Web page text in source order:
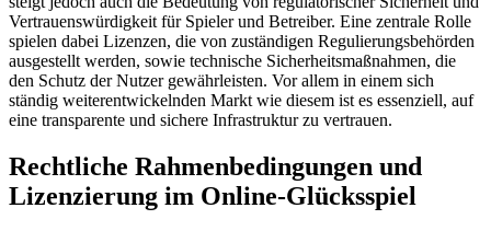
panel
panel
panel
panel
Vertrauenswürdigkeit für Spieler und Betreiber. Eine zentrale Rolle
spielen dabei Lizenzen, die von zuständigen Regulierungsbehörden
ausgestellt werden, sowie technische Sicherheitsmaßnahmen, die
den Schutz der Nutzer gewährleisten. Vor allem in einem sich
ständig weiterentwickelnden Markt wie diesem ist es essenziell, auf
eine transparente und sichere Infrastruktur zu vertrauen.
Rechtliche Rahmenbedingungen und
Lizenzierung im Online-Glücksspiel